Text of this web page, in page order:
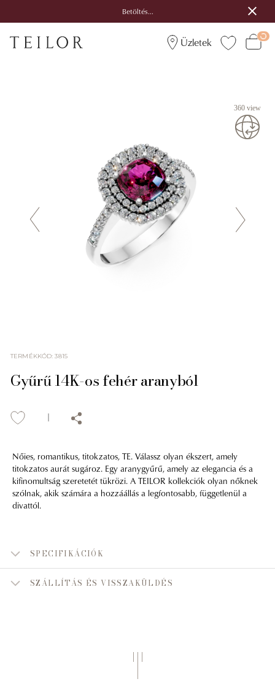
Betöltés...
Üzletek
360 view
TERMÉKKÓD:3815
Gyűrű 14K-os fehér aranyból
Nőies, romantikus, titokzatos, TE. Válassz olyan ékszert, amely
titokzatos aurát sugároz. Egy aranygyűrű, amely az elegancia és a
kifinomultság szeretetét tükrözi. A TEILOR kollekciók olyan nőknek
szólnak, akik számára a hozzáállás a legfontosabb, függetlenül a
divattól.
SPECIFIKÁCIÓK
SZÁLLÍTÁS ÉS VISSZAKÜLDÉS